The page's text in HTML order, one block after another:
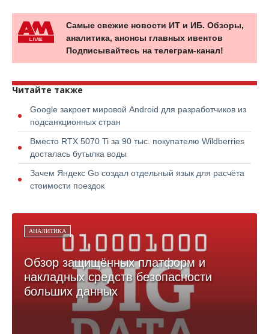
Самые свежие новости ИТ и ИБ. Обзоры,
аналитика, анонсы главных ивентов
Подписывайтесь на телеграм-канал!
Читайте также
Google закроет мировой Android для разработчиков из
подсанкционных стран
Вместо RTX 5070 Ti за 90 тыс. покупателю Wildberries
досталась бутылка воды
Зачем Яндекс Go создал отдельный язык для расчёта
стоимости поездок
АНАЛИТИКА
Обзор защищённых платформ и
накладных средств безопасности
больших данных